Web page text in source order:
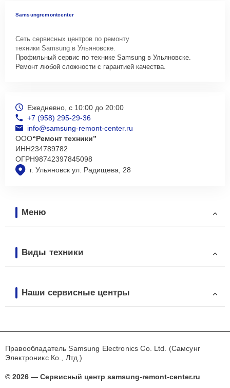
Samsungremontcenter
Сеть сервисных центров по ремонту
техники Samsung в Ульяновске.
Профильный сервис по технике Samsung в Ульяновске.
Ремонт любой сложности с гарантией качества.
г. Ульяновск ул. Радищева, 28
Ежедневно, с 10:00 до 20:00
+7 (958) 295-29-36
info@samsung-remont-center.ru
ООО“Ремонт техники”
ИНН234789782
ОГРН98742397845098
Меню
Виды техники
Наши сервисные центры
Правообладатель Samsung Electronics Co. Ltd. (Самсунг
Электроникс Ко., Лтд.)
© 2026 — Сервисный центр samsung-remont-center.ru